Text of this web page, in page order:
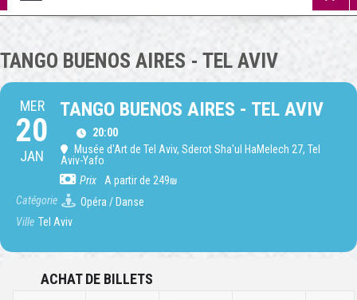
TANGO BUENOS AIRES - TEL AVIV
MER
20
JAN
TANGO BUENOS AIRES - TEL AVIV
20:00
Musée d'Art de Tel Aviv, Sderot Sha'ul HaMelech 27, Tel
Aviv-Yafo
Prix
A partir de 249₪
Catégorie
Opéra / Danse
Ville Tel Aviv
ACHAT DE BILLETS